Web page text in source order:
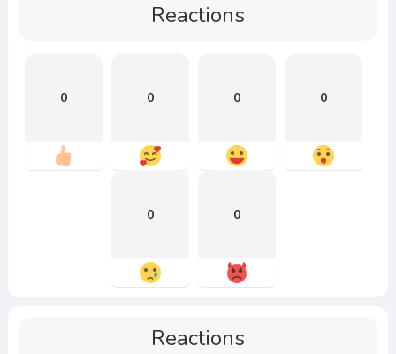
Reactions
0 0 0 0
0 0
Reactions